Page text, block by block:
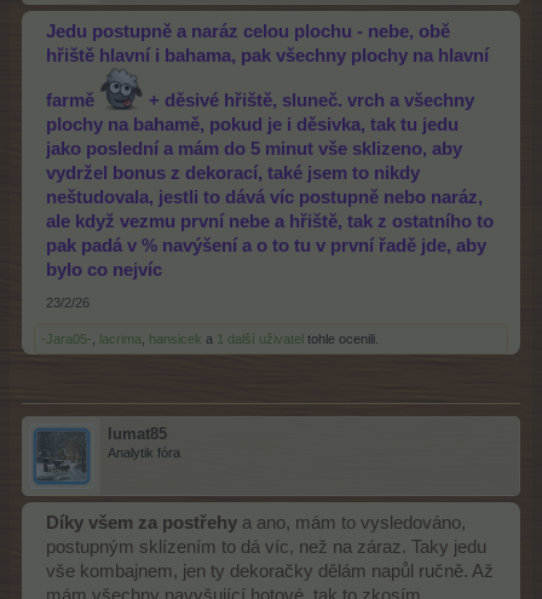
Jedu postupně a naráz celou plochu - nebe, obě
hřiště hlavní i bahama, pak všechny plochy na hlavní
farmě
+ děsivé hřiště, sluneč. vrch a všechny
plochy na bahamě, pokud je i děsivka, tak tu jedu
jako poslední a mám do 5 minut vše sklizeno, aby
vydržel bonus z dekorací, také jsem to nikdy
neštudovala, jestli to dává víc postupně nebo naráz,
ale když vezmu první nebe a hřiště, tak z ostatního to
pak padá v % navýšení a o to tu v první řadě jde, aby
bylo co nejvíc
23/2/26
-Jara05- lacrima hansicek a 1 další uživatel tohle ocenili.
lumat85
Analytik fóra
Díky všem za postřehy a ano, mám to vysledováno,
postupným sklízením to dá víc, než na záraz. Taky jedu
vše kombajnem, jen ty dekoračky dělám napůl ručně. Až